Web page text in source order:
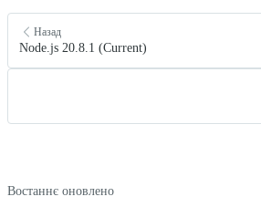
Назад
Node.js 20.8.1 (Current)
Востаннє оновлено